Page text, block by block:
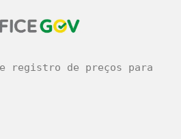
registro de preços para